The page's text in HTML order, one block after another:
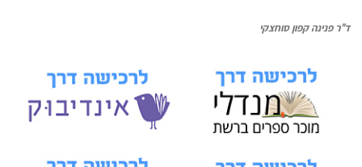
ד"ר פנינה קפון סוחצקי